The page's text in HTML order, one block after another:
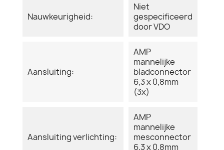
Nauwkeurigheid:
Niet
gespecificeerd
door VDO
Aansluiting:
AMP
mannelijke
bladconnector
6,3 x 0,8mm
(3x)
Aansluiting verlichting:
AMP
mannelijke
mesconnector
6,3 x 0,8mm